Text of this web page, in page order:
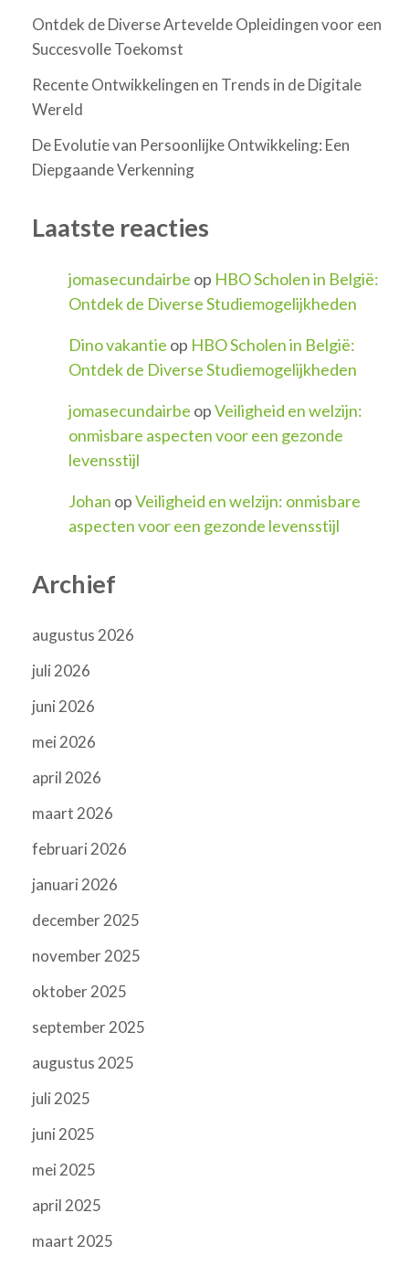
Ontdek de Diverse Artevelde Opleidingen voor een
Succesvolle Toekomst
Recente Ontwikkelingen en Trends in de Digitale
Wereld
De Evolutie van Persoonlijke Ontwikkeling: Een
Diepgaande Verkenning
Laatste reacties
jomasecundairbe op HBO Scholen in België:
Ontdek de Diverse Studiemogelijkheden
Dino vakantie op HBO Scholen in België:
Ontdek de Diverse Studiemogelijkheden
jomasecundairbe opVeiligheid en welzijn:
onmisbare aspecten voor een gezonde
levensstijl
Johan opVeiligheid en welzijn: onmisbare
aspecten voor een gezonde levensstijl
Archief
augustus 2026
juli 2026
juni 2026
mei 2026
april 2026
maart 2026
februari 2026
januari 2026
december 2025
november 2025
oktober 2025
september 2025
augustus 2025
juli 2025
juni 2025
mei 2025
april 2025
maart 2025